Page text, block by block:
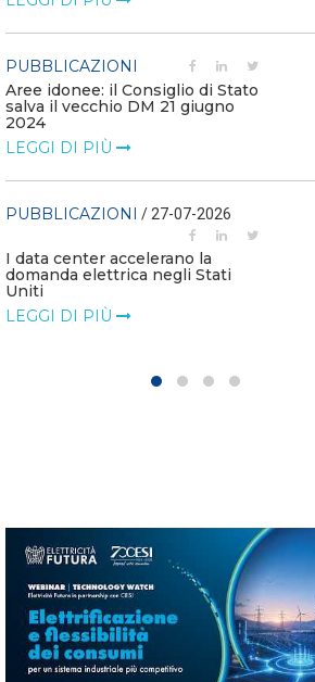
PUBBLICAZIONI
Aree idonee: il Consiglio di Stato
salva il vecchio DM 21 giugno
2024
LEGGI DI PIÙ
PUBBLICAZIONI / 27-07-2026
I data center accelerano la
domanda elettrica negli Stati
Uniti
LEGGI DI PIÙ